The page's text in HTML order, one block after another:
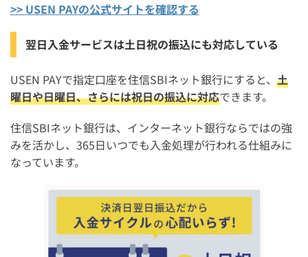
>> USEN PAYの公式サイトを確認する
翌日入金サービスは土日祝の振込にも対応している
USEN PAYで指定口座を住信SBIネット銀行にすると、 土
曜日や日曜日、さらには祝日の振込に対応できます。
住信SBIネット銀行は、インターネット銀行ならではの強
みを活かし、365日いつでも入金処理が行われる仕組みに
なっています。